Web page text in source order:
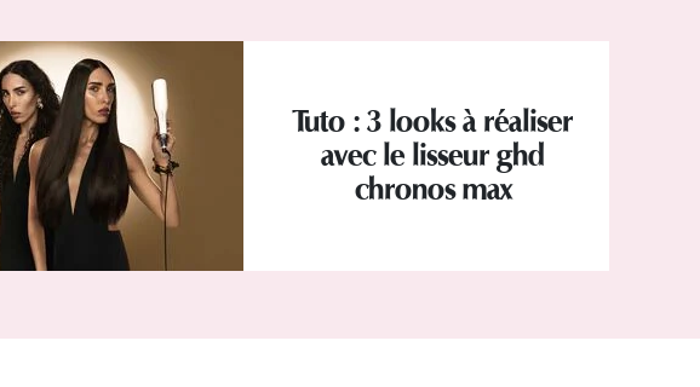
Tuto : 3 looks à réaliser
avec le lisseur ghd
chronos max